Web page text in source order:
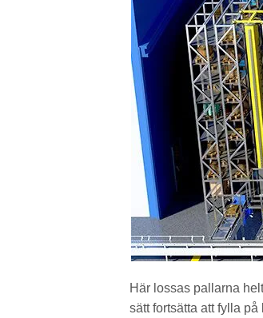
Här lossas pallarna
sätt fortsätta att fylla